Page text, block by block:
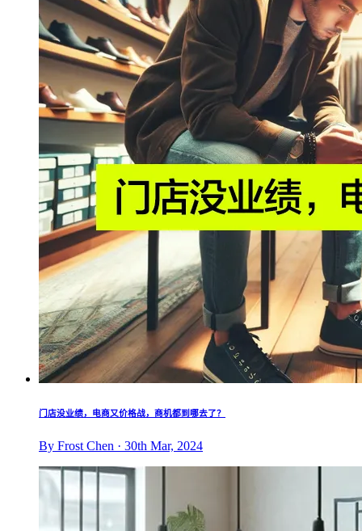
门店没业绩，电商又价格战，商机都到哪去了？
By Frost Chen · 30th Mar, 2024